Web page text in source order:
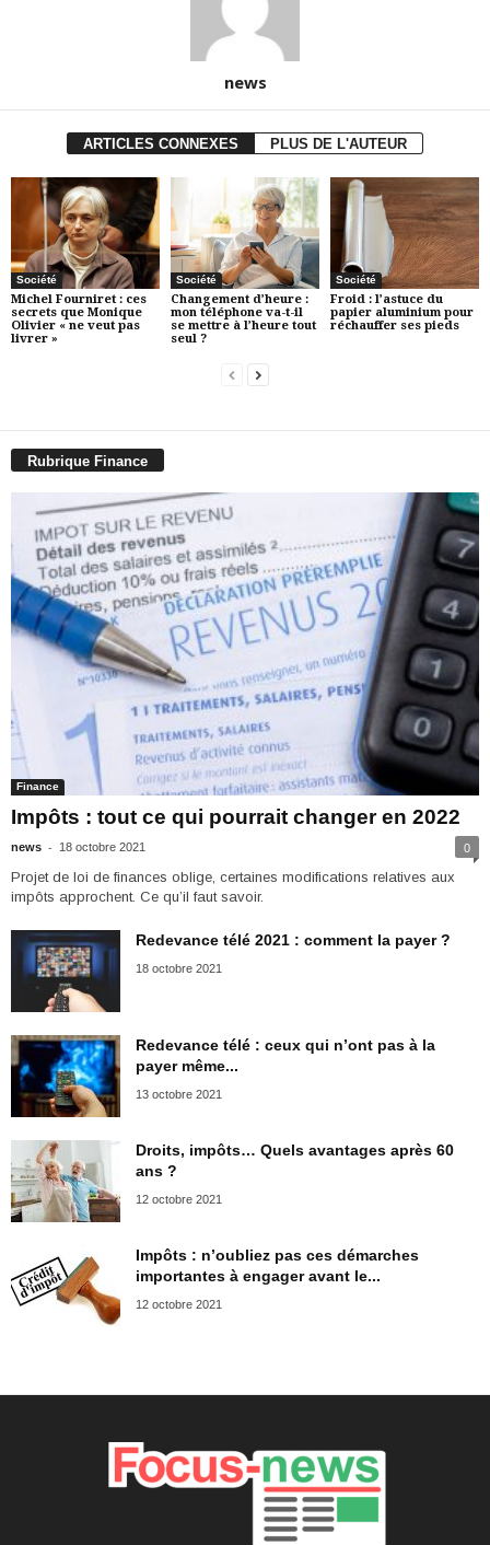
news
ARTICLES CONNEXES PLUS DE L'AUTEUR
Société
Michel Fourniret : ces
secrets que Monique
Olivier « ne veut pas
livrer »
Société
Changement d’heure :
mon téléphone va-t-il
se mettre à l’heure tout
seul ?
Société
Froid : l’astuce du
papier aluminium pour
réchauffer ses pieds
Rubrique Finance
Finance
Impôts : tout ce qui pourrait changer en 2022
news - 18 octobre 2021 0
Projet de loi de finances oblige, certaines modifications relatives aux
impôts approchent. Ce qu’il faut savoir.
Redevance télé 2021 : comment la payer ?
18 octobre 2021
Redevance télé : ceux qui n’ont pas à la
payer même...
13 octobre 2021
Droits, impôts… Quels avantages après 60
ans ?
12 octobre 2021
Impôts : n’oubliez pas ces démarches
importantes à engager avant le...
12 octobre 2021